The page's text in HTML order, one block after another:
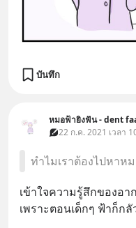
บันทึก
หมอฟ้ายิงฟัน - dent
22 ก.ค. 2021 เวลา
ทำไมเราต้องไปหา
เข้าใจความรู้สึกของอ
เพราะตอนเด็กๆ ฟ้าก็กลั